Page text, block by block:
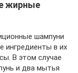
жирные
шампуни
ингредиенты в их
В этом случае
и два мытья